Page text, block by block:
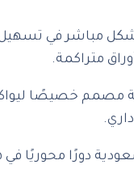
مباشر في
متراكمة.
خصيصًا ليواكب
دورًا محوريًا في